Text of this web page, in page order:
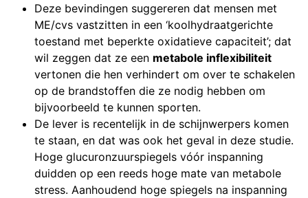
Deze bevindingen suggereren dat mensen met
ME/cvs vastzitten in een ‘koolhydraatgerichte
toestand met beperkte oxidatieve capaciteit’; dat
wil zeggen dat ze een metabole inflexibiliteit
vertonen die hen verhindert om over te schakelen
op de brandstoffen die ze nodig hebben om
bijvoorbeeld te kunnen sporten.
De lever is recentelijk in de schijnwerpers komen
te staan, en dat was ook het geval in deze studie.
Hoge glucuronzuurspiegels vóór inspanning
duidden op een reeds hoge mate van metabole
stress. Aanhoudend hoge spiegels na inspanning